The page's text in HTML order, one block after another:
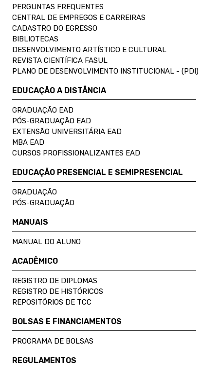
PERGUNTAS FREQUENTES
CENTRAL DE EMPREGOS E CARREIRAS
CADASTRO DO EGRESSO
BIBLIOTECAS
DESENVOLVIMENTO ARTÍSTICO E CULTURAL
REVISTA CIENTÍFICA FASUL
PLANO DE DESENVOLVIMENTO INSTITUCIONAL - (PDI)
EDUCAÇÃO A DISTÂNCIA
GRADUAÇÃO EAD
PÓS-GRADUAÇÃO EAD
EXTENSÃO UNIVERSITÁRIA EAD
MBA EAD
CURSOS PROFISSIONALIZANTES EAD
EDUCAÇÃO PRESENCIAL E SEMIPRESENCIAL
GRADUAÇÃO
PÓS-GRADUAÇÃO
MANUAIS
MANUAL DO ALUNO
ACADÊMICO
REGISTRO DE DIPLOMAS
REGISTRO DE HISTÓRICOS
REPOSITÓRIOS DE TCC
BOLSAS E FINANCIAMENTOS
PROGRAMA DE BOLSAS
REGULAMENTOS